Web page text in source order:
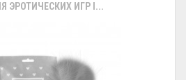
ЭРОТИЧЕСКИХ ИГР I...